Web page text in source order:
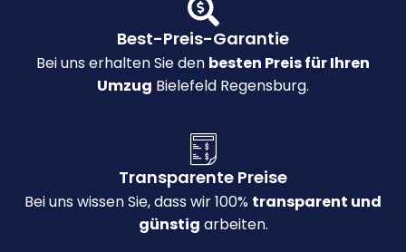
Best-Preis-Garantie
Bei uns erhalten Sie den besten Preis für Ihren
Umzug Bielefeld Regensburg.
Transparente Preise
Bei uns wissen Sie, dass wir 100% transparent und
günstig arbeiten.